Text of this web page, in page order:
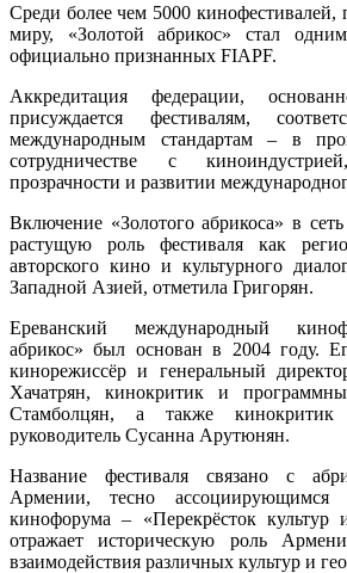
Среди более чем 5000
миру, «Золотой абрикос» стал
официально признанных FIAPF.
Аккредитация федерации,
присуждается фестивалям,
международным стандартам – в
сотрудничестве с
прозрачности и развитии
Включение «Золотого абрикоса» в
растущую роль фестиваля как
авторского кино и культурного
Западной Азией, отметила Григорян.
Ереванский международный
абрикос» был основан в 2004 году.
кинорежиссёр и генеральный
Хачатрян, кинокритик и
Стамболцян, а также кинокритик
руководитель Сусанна Арутюнян.
Название фестиваля связано с
Армении, тесно
кинофорума – «Перекрёсток культур
отражает историческую роль
взаимодействия различных культур и